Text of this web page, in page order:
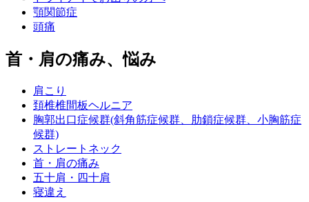
顎関節症
頭痛
首・肩の痛み、悩み
肩こり
頚椎椎間板ヘルニア
胸郭出口症候群(斜角筋症候群、肋鎖症候群、小胸筋症
候群)
ストレートネック
首・肩の痛み
五十肩・四十肩
寝違え